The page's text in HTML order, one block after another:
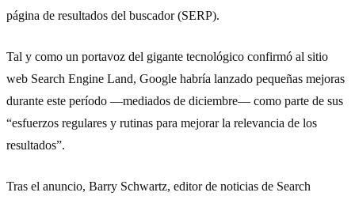
página de resultados del buscador (SERP).
Tal y como un portavoz del gigante tecnológico confirmó al sitio
web Search Engine Land, Google habría lanzado pequeñas mejoras
durante este período —mediados de diciembre— como parte de sus
“esfuerzos regulares y rutinas para mejorar la relevancia de los
resultados”.
Tras el anuncio, Barry Schwartz, editor de noticias de Search